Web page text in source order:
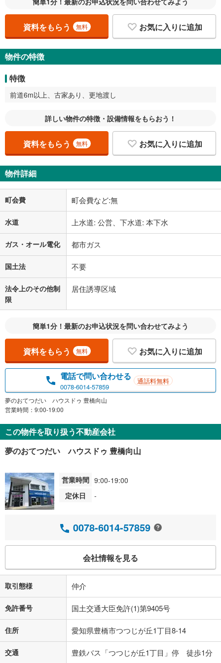
資料をもらう 無料 お気に入りに追加
物件の特徴
特徴
前道6m以上、古家あり、更地渡し
詳しい物件の特徴・設備情報をもらおう！
資料をもらう 無料 お気に入りに追加
物件詳細
町会費 町会費など:無
水道 上水道: 公営、下水道: 本下水
ガス・オール電化 都市ガス
国土法 不要
法令上のその他制
限
居住誘導区域
簡単1分！最新のお申込状況を問い合わせてみよう
資料をもらう 無料 お気に入りに追加
電話で問い合わせる
0078-6014-57859
通話料無料
夢のおてつだい ハウスドゥ 豊橋向山
営業時間：9:00-19:00
この物件を取り扱う不動産会社
夢のおてつだい ハウスドゥ 豊橋向山
営業時間 9:00-19:00
定休日
-
0078-6014-57859
会社情報を見る
取引態様 仲介
免許番号 国土交通大臣免許(1)第9405号
住所 愛知県豊橋市つつじが丘1丁目8-14
交通 豊鉄バス「つつじが丘1丁目」停 徒歩1分